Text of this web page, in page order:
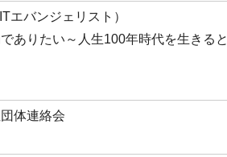
バンジェリスト）
ありたい～人生100年時代を生きると
体連絡会